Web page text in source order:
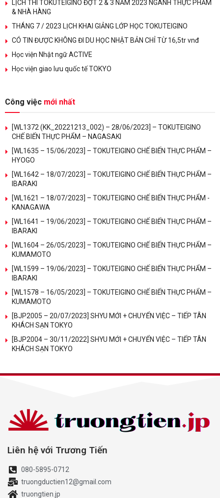
LỊCH THI TOKUTEIGINO ĐỢT 2 & 3 NĂM 2023 NGÀNH THỰC PHẨM
& NHÀ HÀNG
THÁNG 7 / 2023 LỊCH KHAI GIẢNG LỚP HỌC TOKUTEIGINO
CÓ TIN ĐƯỢC KHÔNG ĐI DU HỌC NHẬT BẢN CHỈ TỪ 16,5tr vnđ
Học viện Nhật ngữ ACTIVE
Học viện giao lưu quốc tế TOKYO
Công việc mới nhất
[WL1372 (KK_20221213_002) – 28/06/2023] – TOKUTEIGINO
CHẾ BIẾN THỰC PHẨM – NAGASAKI
[WL1635 – 15/06/2023] – TOKUTEIGINO CHẾ BIẾN THỰC PHẨM –
HYOGO
[WL1642 – 18/07/2023] – TOKUTEIGINO CHẾ BIẾN THỰC PHẨM –
IBARAKI
[WL1621 – 18/07/2023] – TOKUTEIGINO CHẾ BIẾN THỰC PHẨM -
KANAGAWA
[WL1641 – 19/06/2023] – TOKUTEIGINO CHẾ BIẾN THỰC PHẨM –
IBARAKI
[WL1604 – 26/05/2023] – TOKUTEIGINO CHẾ BIẾN THỰC PHẨM –
KUMAMOTO
[WL1599 – 19/06/2023] – TOKUTEIGINO CHẾ BIẾN THỰC PHẨM –
IBARAKI
[WL1578 – 16/05/2023] – TOKUTEIGINO CHẾ BIẾN THỰC PHẨM –
KUMAMOTO
[BJP2005 – 20/07/2023] SHYU MỚI + CHUYỂN VIỆC – TIẾP TÂN
KHÁCH SẠN TOKYO
[BJP2004 – 30/11/2022] SHYU MỚI + CHUYỂN VIỆC – TIẾP TÂN
KHÁCH SẠN TOKYO
Liên hệ với Trương Tiến
080-5895-0712
truongductien12@gmail.com
truongtien.jp